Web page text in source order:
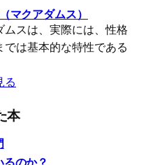
マクアダムス）
ムスは、実際には、性格
は基本的な特性である
る
本
のか？